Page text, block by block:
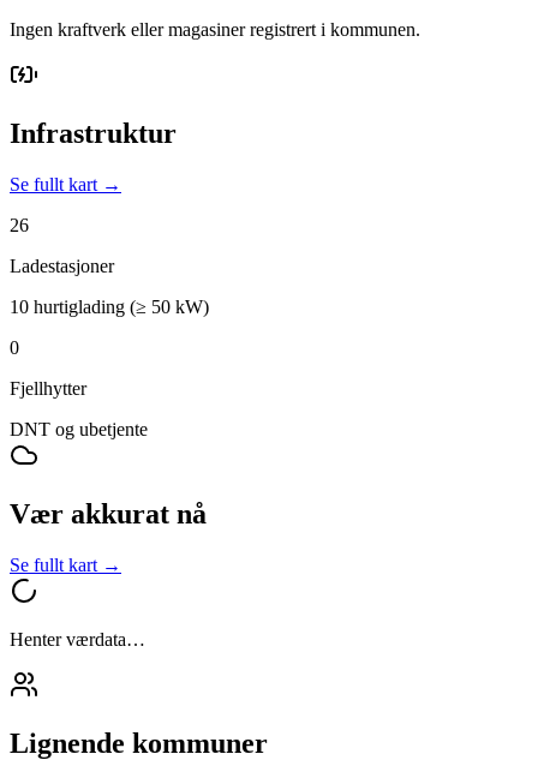
Ingen kraftverk eller magasiner registrert i kommunen.
Infrastruktur
Se fullt kart →
26
Ladestasjoner
10 hurtiglading (≥ 50 kW)
0
Fjellhytter
DNT og ubetjente
Vær akkurat nå
Se fullt kart →
Henter værdata…
Lignende kommuner